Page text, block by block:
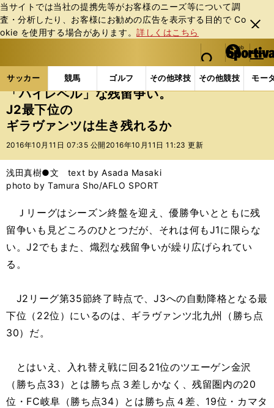
当サイトでは当社の提携先等がお客様のニーズ等について調
査・分析したり、お客様にお勧めの広告を表⽰する⽬的で Co
okie を使⽤する場合があります。詳しくはこちら
閉じ
る
web Sportiva (webスポルティーバ)
検索
マイペ
ー
ジ
メニュ
サッカー 競馬 ゴルフ その他球技 その他競技 モー
ス
ポ
ル
テ
ー
バ
サッカーの記事一覧 Jリーグ他 Jリーグ 「ハイ
「ハイレベル」な残留争い。
J2最下位の
ギラヴァンツは生き残れるか
2016年10月11日 07:35 公開 2016年10月11日 11:23 更新
浅田真樹●文 text by Asada Masaki
photo by Tamura Sho/AFLO SPORT
Ｊリーグはシーズン終盤を迎え、優勝争いとともに残
留争いも見どころのひとつだが、それは何もJ1に限らな
い。J2でもまた、熾烈な残留争いが繰り広げられてい
る。
J2リーグ第35節終了時点で、J3への自動降格となる最
下位（22位）にいるのは、ギラヴァンツ北九州（勝ち点
30）だ。
とはいえ、入れ替え戦に回る21位のツエーゲン金沢
（勝ち点33）とは勝ち点３差しかなく、残留圏内の20
位・FC岐阜（勝ち点34）とは勝ち点４差、19位・カマタ